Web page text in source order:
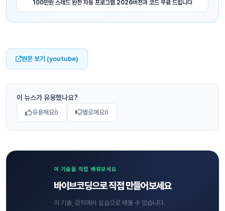
100만원 스레드 완전 자동 프로그램 2026버전과 코드 무료 드립니다
원문 보기 (youtube)
이 뉴스가 유용했나요?
유용해요0 별로예요0
이 기술을 직접 배워보세요
바이브코딩으로 직접 만들어보세요
이 기술, 강의에서 실습으로 배울 수 있습니다.